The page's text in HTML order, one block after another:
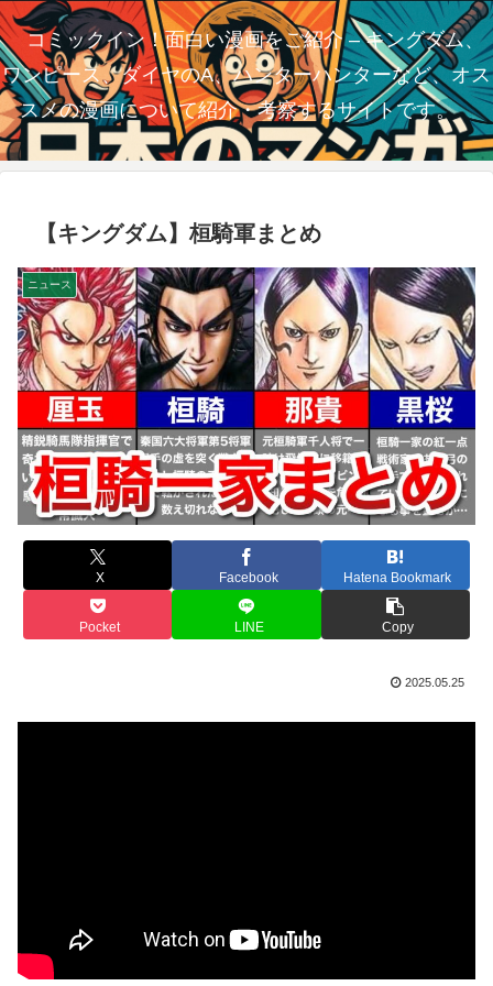
コミックイン！面白い漫画をご紹介 – キングダム、
ワンピース、ダイヤのA、ハンターハンターなど、オス
スメの漫画について紹介・考察するサイトです。
【キングダム】桓騎軍まとめ
ニュース
X Facebook Hatena Bookmark
Pocket LINE Copy
2025.05.25